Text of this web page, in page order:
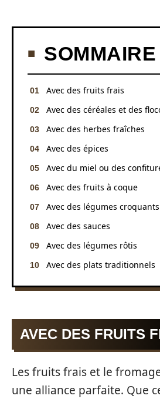
SOMMAIRE
Avec des fruits frais
Avec des céréales et des
Avec des herbes fraîches
Avec des épices
Avec du miel ou des
Avec des fruits à coque
Avec des légumes croquants
Avec des sauces
Avec des légumes rôtis
Avec des plats traditionnels
AVEC DES FRUITS
Les fruits frais et le
une alliance parfaite. Que